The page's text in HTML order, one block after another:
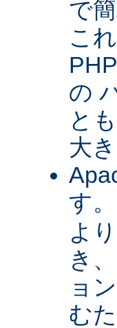
で
こ
の
と
大
す
よ
き
ョ
む